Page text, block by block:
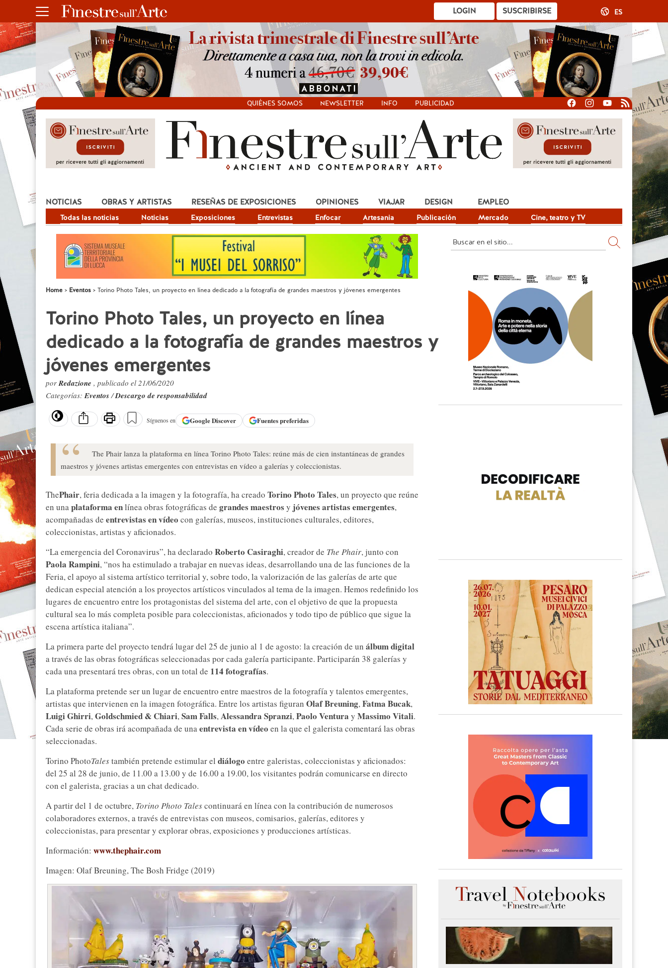
SUSCRIBIRSE
LOGIN ES
QUIÉNES SOMOS NEWSLETTER INFO PUBLICIDAD
NOTICIAS
Todas las noticias Noticias Exposiciones Entrevistas Enfocar Artesania Publicación Mercado Cine, teatro y TV
OBRAS Y ARTISTAS RESEÑAS DE EXPOSICIONES OPINIONES VIAJAR DESIGN EMPLEO
Home Eventos Torino Photo Tales, un proyecto en línea dedicado a la fotografía de grandes maestros y jóvenes emergentes
Torino Photo Tales, un proyecto en línea
dedicado a la fotografía de grandes maestros y
jóvenes emergentes
porRedazione , publicado el 21/06/2020
Categorías:Eventos/Descargo de responsabilidad
Síguenos en GoogleDiscover Fuentes preferidas
The Phair lanza la plataforma en línea Torino Photo Tales: reúne más de cien instantáneas de grandes
maestros y jóvenes artistas emergentes con entrevistas en vídeo a galerías y coleccionistas.
ThePhair, feria dedicada a la imagen y la fotografía, ha creado Torino Photo Tales, un proyecto que reúne
en unaplataforma enlínea obras fotográficas de grandes maestros y jóvenes artistas emergentes,
acompañadas de entrevistas en vídeo con galerías, museos, instituciones culturales, editores,
coleccionistas, artistas y aficionados.
“La emergencia del Coronavirus”, ha declarado Roberto Casiraghi, creador de The Phair, junto con
Paola Rampini, “nos ha estimulado a trabajar en nuevas ideas, desarrollando una de las funciones de la
Feria, el apoyo al sistema artístico territorial y, sobre todo, la valorización de las galerías de arte que
dedican especial atención a los proyectos artísticos vinculados al tema de la imagen. Hemos redefinido los
lugares de encuentro entre los protagonistas del sistema del arte, con el objetivo de que la propuesta
cultural sea lo más completa posible para coleccionistas, aficionados y todo tipo de público que sigue la
escena artística italiana”.
La primera parte del proyecto tendrá lugar del 25 de junio al 1 de agosto: la creación de un álbum digital
a través de las obras fotográficas seleccionadas por cada galería participante. Participarán 38 galerías y
cada una presentará tres obras, con un total de 114 fotografías.
La plataforma pretende ser un lugar de encuentro entre maestros de la fotografía y talentos emergentes,
artistas que intervienen en la imagen fotográfica. Entre los artistas figuran Olaf Breuning,Fatma Bucak,
Luigi Ghirri,Goldschmied & Chiari,Sam Falls,Alessandra Spranzi,Paolo Ventura y Massimo Vitali.
Cada serie de obras irá acompañada de unaentrevista en vídeo en la que el galerista comentará las obras
seleccionadas.
Torino PhotoTalestambién pretende estimular el diálogo entre galeristas, coleccionistas y aficionados:
del 25 al 28 de junio, de 11.00 a 13.00 y de 16.00 a 19.00, los visitantes podrán comunicarse en directo
con el galerista, gracias a un chat dedicado.
A partir del 1 de octubre, Torino Photo Talescontinuará en línea con la contribución de numerosos
colaboradores externos, a través de entrevistas con museos, comisarios, galerías, editores y
coleccionistas, para presentar y explorar obras, exposiciones y producciones artísticas.
Información: www.thephair.com
Imagen: Olaf Breuning, The Bosh Fridge (2019)